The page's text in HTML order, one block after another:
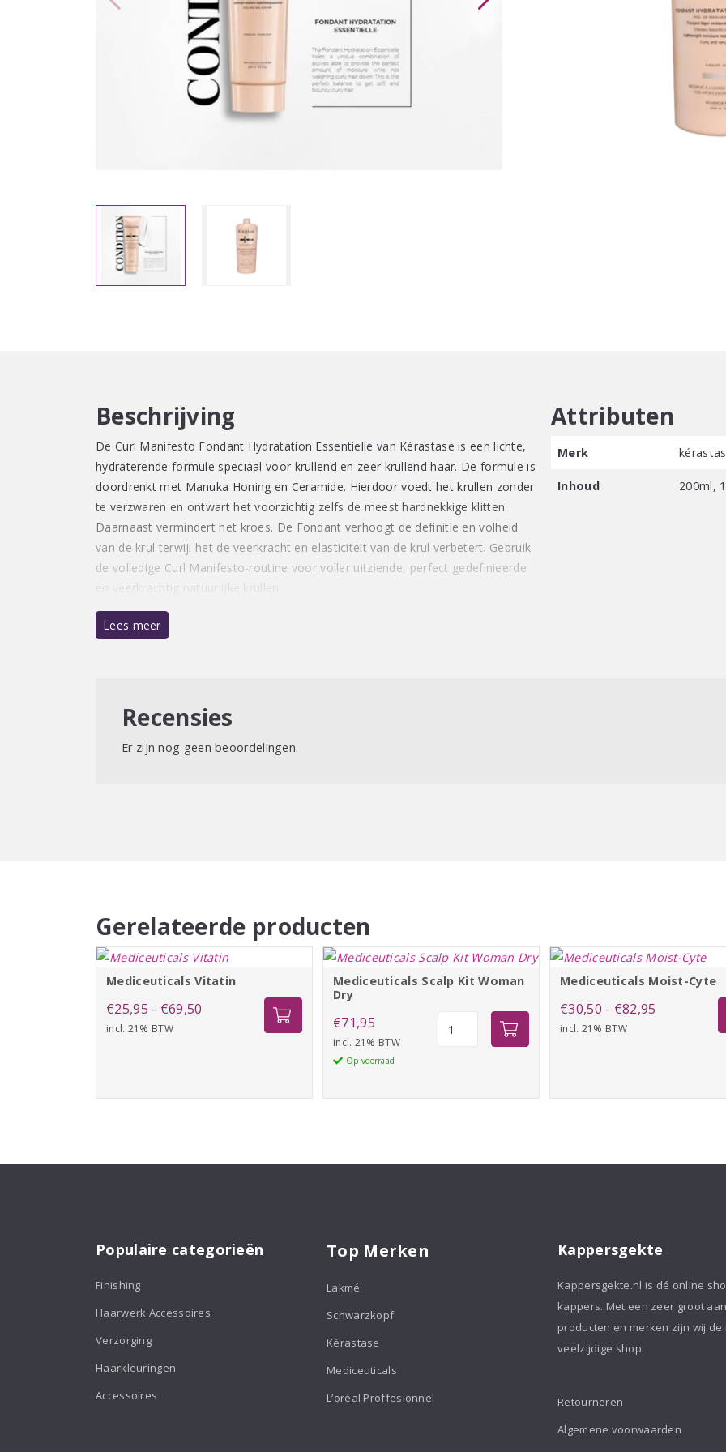
Beschrijving
De Curl Manifesto Fondant Hydratation Essentielle van Kérastase is een lichte,
hydraterende formule speciaal voor krullend en zeer krullend haar. De formule is
doordrenkt met Manuka Honing en Ceramide. Hierdoor voedt het krullen zonder
te verzwaren en ontwart het voorzichtig zelfs de meest hardnekkige klitten.
Daarnaast vermindert het kroes. De Fondant verhoogt de definitie en volheid
van de krul terwijl het de veerkracht en elasticiteit van de krul verbetert. Gebruik
de volledige Curl Manifesto-routine voor voller uitziende, perfect gedefinieerde
en veerkrachtig natuurlijke krullen.
Lees meer
Attributen
Merk
Inhoud 200ml,
Recensies
Er zijn nog geen beoordelingen.
Gerelateerde producten
Mediceuticals Vitatin
€25,95 - €69,50
incl. 21% BTW
Mediceuticals Scalp Kit Woman
Dry
€71,95
incl. 21% BTW
Op voorraad
Mediceuticals
Dry
Mediceuticals Moist-Cyte
€30,50 - €82,95
incl. 21% BTW
Populaire categorieën
Finishing
Haarwerk Accessoires
Verzorging
Haarkleuringen
Accessoires
Top Merken
Lakmé
Schwarzkopf
Kérastase
Mediceuticals
L’oréal Proffesionnel
Kappersgekte
Kappersgekte.nl is dé online
kappers. Met een zeer groot
producten en merken zijn wij de
veelzijdige shop.
Retourneren
Algemene voorwaarden